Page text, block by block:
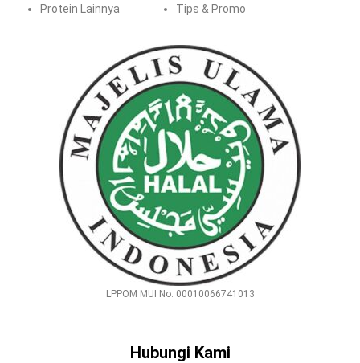
Protein Lainnya
Tips & Promo
LPPOM MUI No. 00010066741013
Hubungi Kami